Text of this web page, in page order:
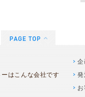
はこんな会社です
企
発
お